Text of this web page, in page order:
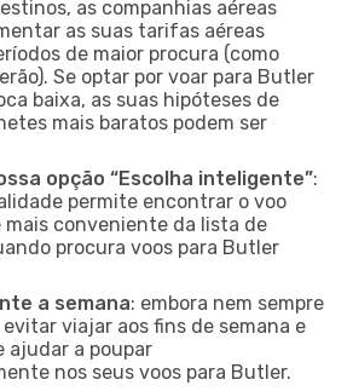
as companhias aéreas
as suas tarifas aéreas
de maior procura (como
Se optar por voar para Butler
baixa, as suas hipóteses de
mais baratos podem ser
opção “Escolha inteligente”:
permite encontrar o voo
mais conveniente da lista de
procura voos para Butler
a semana: embora nem sempre
viajar aos fins de semana e
ajudar a poupar
nos seus voos para Butler.